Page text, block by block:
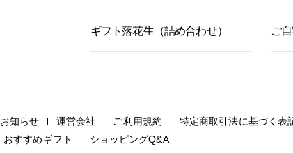
ギフト落花生（詰め合わせ） ご
お知らせ 運営会社 ご利用規約 特定商取引法に基づく表
おすすめギフト ショッピングQ&A